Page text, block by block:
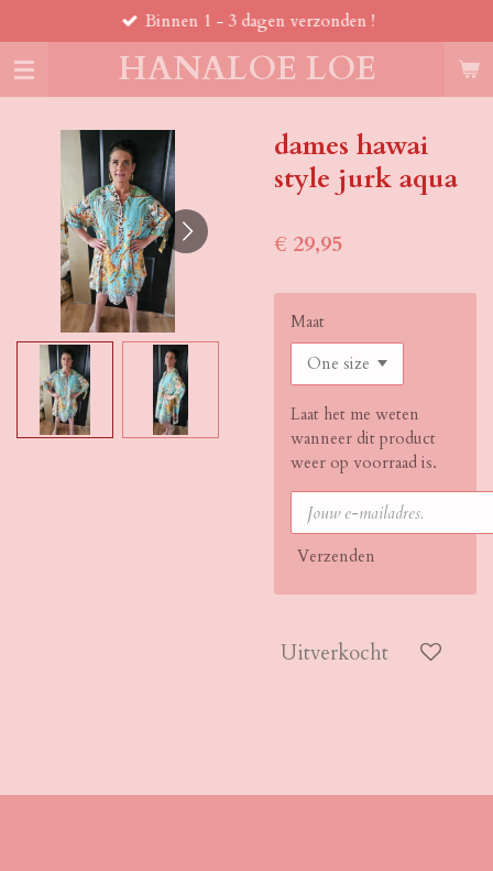
direct
naar
de
HANALOE LOE
Binnen 1 - 3 dagen verzonden !
dames hawai
style jurk aqua
€ 29,95
Maat
Laat het me weten
wanneer dit product
weer op voorraad is.
Verzenden
Uitverkocht